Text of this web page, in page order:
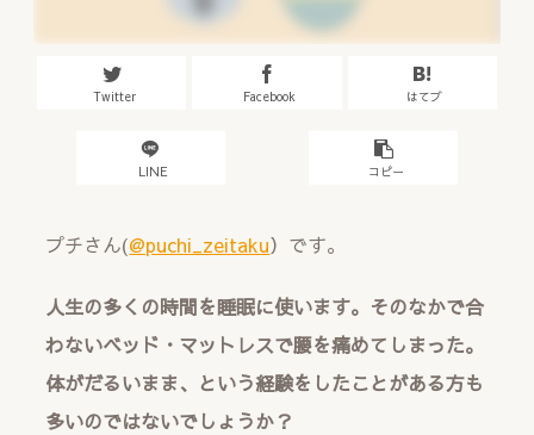
Twitter Facebook はてブ
LINE コピー
プチさん(@puchi_zeitaku）です。
人生の多くの時間を睡眠に使います。そのなかで合
わないベッド・マットレスで腰を痛めてしまった。
体がだるいまま、という経験をしたことがある方も
多いのではないでしょうか？